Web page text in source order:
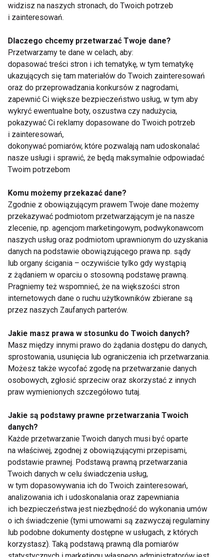
KONKURS!!
sokach i koktajlach?
Zielony koktajl – kupny
czy samodzielnie
przygotowany?
Koktajlowo,
Koktajlowo,
owocowo...
Pokaż więcej
Nie przegap nowości ze
świata FIT!
Zapisz się do naszego newslettera
Wyrażam zgodę na otrzymywanie informacji
handlowej drogą elektroniczną na podany adres e-mail
przez FIT.PL. Więcej informacji znajdziesz w Polityce
Prywatności.
ZAPISZ SIĘ
WSPÓŁPRACA
widzisz na naszych stronach, do Twoich potrzeb
i zainteresowań.
Dlaczego chcemy przetwarzać Twoje dane?
Przetwarzamy te dane w celach, aby:
dopasować treści stron i ich tematykę, w tym tematykę
ukazujących się tam materiałów do Twoich zainteresowań
oraz do przeprowadzania konkursów z nagrodami,
zapewnić Ci większe bezpieczeństwo usług, w tym aby
wykryć ewentualne boty, oszustwa czy nadużycia,
pokazywać Ci reklamy dopasowane do Twoich potrzeb
i zainteresowań,
dokonywać pomiarów, które pozwalają nam udoskonalać
nasze usługi i sprawić, że będą maksymalnie odpowiadać
Twoim potrzebom
Komu możemy przekazać dane?
Zgodnie z obowiązującym prawem Twoje dane możemy
przekazywać podmiotom przetwarzającym je na nasze
zlecenie, np. agencjom marketingowym, podwykonawcom
naszych usług oraz podmiotom uprawnionym do uzyskania
danych na podstawie obowiązującego prawa np. sądy
lub organy ścigania – oczywiście tylko gdy wystąpią
z żądaniem w oparciu o stosowną podstawę prawną.
Pragniemy też wspomnieć, że na większości stron
internetowych dane o ruchu użytkowników zbierane są
przez naszych Zaufanych parterów.
Jakie masz prawa w stosunku do Twoich danych?
Masz między innymi prawo do żądania dostępu do danych,
sprostowania, usunięcia lub ograniczenia ich przetwarzania.
Możesz także wycofać zgodę na przetwarzanie danych
osobowych, zgłosić sprzeciw oraz skorzystać z innych
praw wymienionych szczegółowo tutaj.
Jakie są podstawy prawne przetwarzania Twoich
danych?
Każde przetwarzanie Twoich danych musi być oparte
na właściwej, zgodnej z obowiązującymi przepisami,
podstawie prawnej. Podstawą prawną przetwarzania
Twoich danych w celu świadczenia usług,
w tym dopasowywania ich do Twoich zainteresowań,
analizowania ich i udoskonalania oraz zapewniania
ich bezpieczeństwa jest niezbędność do wykonania umów
o ich świadczenie (tymi umowami są zazwyczaj regulaminy
lub podobne dokumenty dostępne w usługach, z których
korzystasz). Taką podstawą prawną dla pomiarów